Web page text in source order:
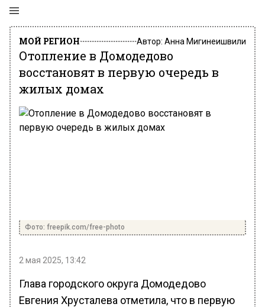
МОЙ РЕГИОН Автор: Анна Мигинеишвили
Отопление в Домодедово
восстановят в первую очередь в
жилых домах
Фото: freepik.com/free-photo
2 мая 2025, 13:42
Глава городского округа Домодедово
Евгения Хрусталева отметила, что в первую